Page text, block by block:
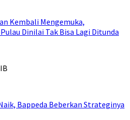
Kembali Mengemuka,
Dinilai Tak Bisa Lagi Ditunda
Bappeda Beberkan Strateginya